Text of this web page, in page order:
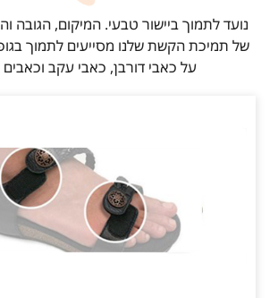
נועד לתמוך ביישור טבעי. המיקום, הגובה
של תמיכת הקשת שלנו מסייעים לתמוך
על כאבי דורבן, כאבי עקב